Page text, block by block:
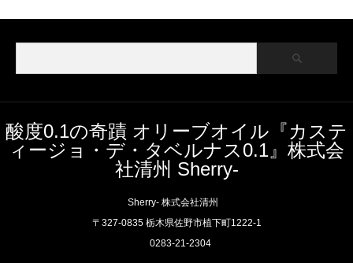
酸度0.1の奇蹟 オリーブオイル『カステ
ィージョ・デ・タベルナス0.1』株式会
社清州 Sherry-
Sherry- 株式会社清州
〒327-0835 栃木県佐野市植下町1222-1
0283-21-2304